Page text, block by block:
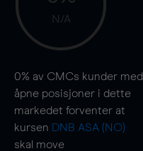
N/A
0% av CMCs kunder med
åpne posisjoner i dette
markedet forventer at
kursen DNB ASA (NO)
skal move